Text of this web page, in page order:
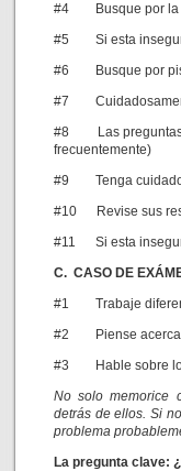
#4 Busque por la
#5 Si esta
#6 Busque por
#7
#8 Las preguntas
frecuentemente)
#9 Tenga cuidado
#10 Revise sus
#11 Si esta
C. CASO DE
#1 Trabaje
#2 Piense acerca
#3 Hable sobre los
No solo memorice
detrás de ellos. Si
problema
La pregunta clave: